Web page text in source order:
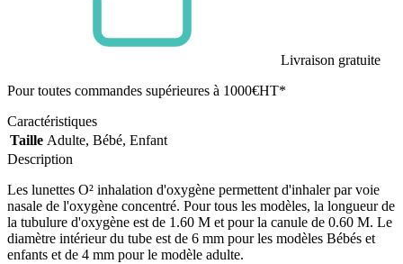
Livraison gratuite
Pour toutes commandes supérieures à 1000€HT*
Caractéristiques
Taille Adulte, Bébé, Enfant
Description
Les lunettes O² inhalation d'oxygène permettent d'inhaler par voie
nasale de l'oxygène concentré. Pour tous les modèles, la longueur de
la tubulure d'oxygène est de 1.60 M et pour la canule de 0.60 M. Le
diamètre intérieur du tube est de 6 mm pour les modèles Bébés et
enfants et de 4 mm pour le modèle adulte.